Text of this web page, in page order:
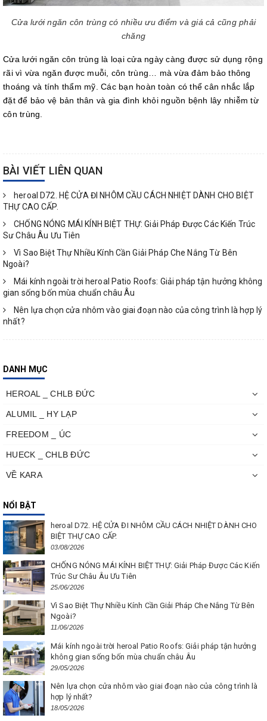
Cửa lưới ngăn côn trùng có nhiều ưu điểm và giá cả cũng phải
chăng
Cửa lưới ngăn côn trùng là loại cửa ngày càng được sử dụng rộng
rãi vì vừa ngăn được muỗi, côn trùng… mà vừa đảm bảo thông
thoáng và tính thẩm mỹ. Các bạn hoàn toàn có thể cân nhắc lắp
đặt để bảo vệ bản thân và gia đình khỏi nguồn bệnh lây nhiễm từ
côn trùng.
BÀI VIẾT LIÊN QUAN
heroal D72. HỆ CỬA ĐI NHÔM CẦU CÁCH NHIỆT DÀNH CHO BIỆT
THỰ CAO CẤP.
CHỐNG NÓNG MÁI KÍNH BIỆT THỰ: Giải Pháp Được Các Kiến Trúc
Sư Châu Âu Ưu Tiên
Vì Sao Biệt Thự Nhiều Kính Cần Giải Pháp Che Nắng Từ Bên
Ngoài?
Mái kính ngoài trời heroal Patio Roofs: Giải pháp tận hưởng không
gian sống bốn mùa chuẩn châu Âu
Nên lựa chọn cửa nhôm vào giai đoạn nào của công trình là hợp lý
nhất?
DANH MỤC
HEROAL _ CHLB ĐỨC
ALUMIL _ HY LẠP
FREEDOM _ ÚC
HUECK _ CHLB ĐỨC
VỀ KARA
NỔI BẬT
heroal D72. HỆ CỬA ĐI NHÔM CẦU CÁCH NHIỆT DÀNH CHO
BIỆT THỰ CAO CẤP.
03/08/2026
CHỐNG NÓNG MÁI KÍNH BIỆT THỰ: Giải Pháp Được Các Kiến
Trúc Sư Châu Âu Ưu Tiên
25/06/2026
Vì Sao Biệt Thự Nhiều Kính Cần Giải Pháp Che Nắng Từ Bên
Ngoài?
11/06/2026
Mái kính ngoài trời heroal Patio Roofs: Giải pháp tận hưởng
không gian sống bốn mùa chuẩn châu Âu
29/05/2026
Nên lựa chọn cửa nhôm vào giai đoạn nào của công trình là
hợp lý nhất?
18/05/2026